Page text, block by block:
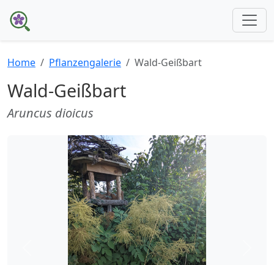
Home Pflanzengalerie Wald-Geißbart
Wald-Geißbart
Aruncus dioicus